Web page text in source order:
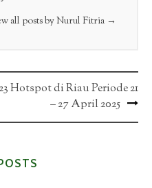
all posts by Nurul Fitria →
Hotspot di Riau Periode 21
– 27 April 2025